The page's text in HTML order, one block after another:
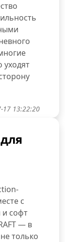
уходят
17 13:22:20
с
софт
— в
только